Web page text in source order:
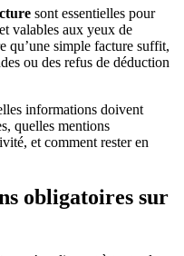
sont essentielles pour
valables aux yeux de
qu’une simple facture suffit,
ou des refus de déduction
informations doivent
quelles mentions
et comment rester en
obligatoires sur